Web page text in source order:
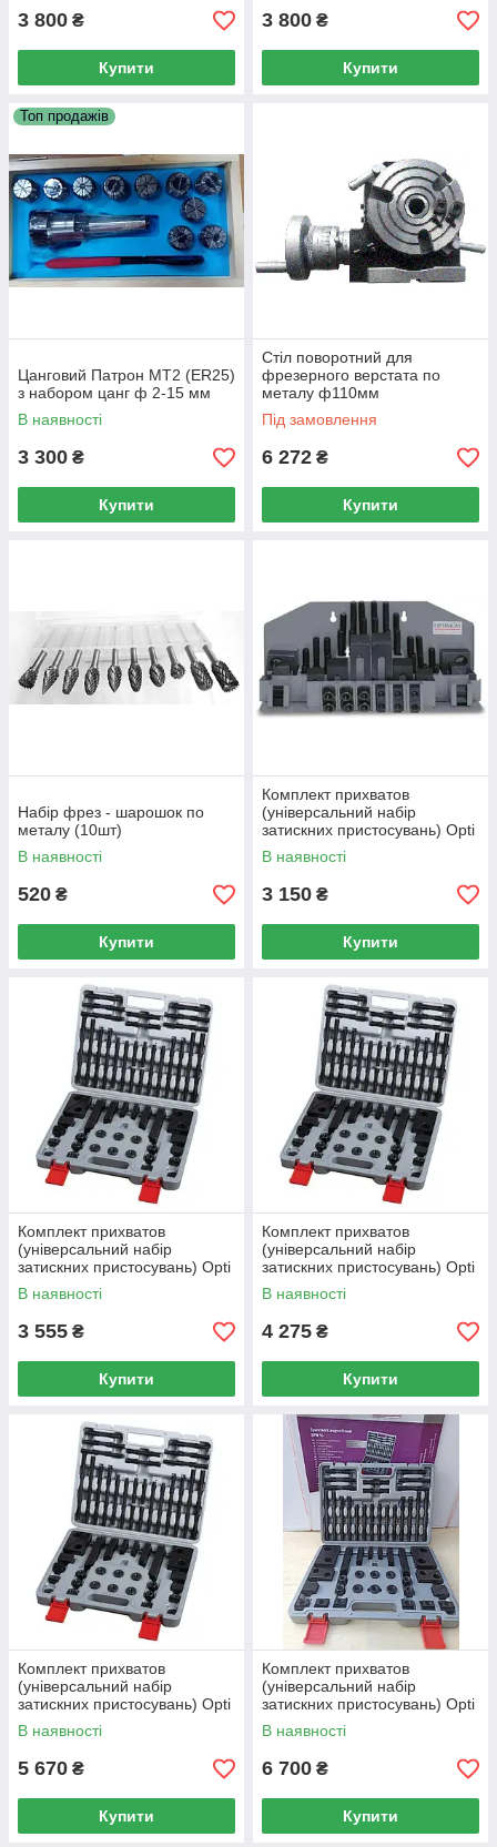
3 800 ₴
Купити
3 800 ₴
Купити
Топ продажів
Цанговий Патрон МТ2 (ER25)
з набором цанг ф 2-15 мм
В наявності
3 300 ₴
Купити
Стіл поворотний для
фрезерного верстата по
металу ф110мм
Під замовлення
6 272 ₴
Купити
Набір фрез - шарошок по
металу (10шт)
В наявності
520 ₴
Купити
Комплект прихватов
(універсальний набір
затискних пристосувань) Opti
SPW 8 під пази 10 мм
В наявності
3 150 ₴
Купити
Комплект прихватов
(універсальний набір
затискних пристосувань) Opti
SPW 10 під пази 12 мм
В наявності
3 555 ₴
Купити
Комплект прихватов
(універсальний набір
затискних пристосувань) Opti
SPW 12 під пази 14 мм
В наявності
4 275 ₴
Купити
Комплект прихватов
(універсальний набір
затискних пристосувань) Opti
SPW 14 під пази 16 мм
В наявності
5 670 ₴
Купити
Комплект прихватов
(універсальний набір
затискних пристосувань) Opti
SPW 16 під пази 18 мм
В наявності
6 700 ₴
Купити